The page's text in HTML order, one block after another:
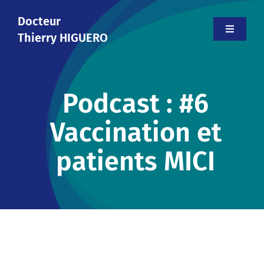
content
Docteur
Thierry HIGUERO
Toggle
Le cabinet
Votre médecin
Informations
Podcast : #6
Vaccination et
patients MICI